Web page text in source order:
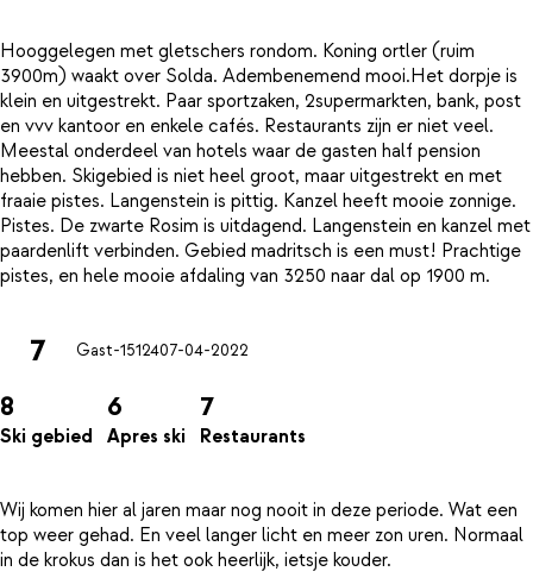
Hooggelegen met gletschers rondom. Koning ortler (ruim
3900m) waakt over Solda. Adembenemend mooi.Het dorpje is
klein en uitgestrekt. Paar sportzaken, 2supermarkten, bank, post
en vvv kantoor en enkele cafés. Restaurants zijn er niet veel.
Meestal onderdeel van hotels waar de gasten half pension
hebben. Skigebied is niet heel groot, maar uitgestrekt en met
fraaie pistes. Langenstein is pittig. Kanzel heeft mooie zonnige.
Pistes. De zwarte Rosim is uitdagend. Langenstein en kanzel met
paardenlift verbinden. Gebied madritsch is een must! Prachtige
7 Gast-1512407-04-2022
8
Ski gebied
6
Apres ski
7
Restaurants
Wij komen hier al jaren maar nog nooit in deze periode. Wat een
top weer gehad. En veel langer licht en meer zon uren. Normaal